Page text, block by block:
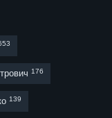
176
139